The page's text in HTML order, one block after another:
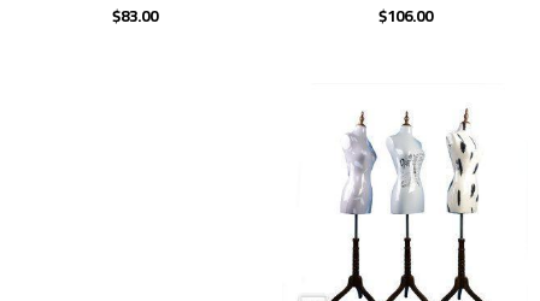
Rated
$106.00
Rated
$83.00